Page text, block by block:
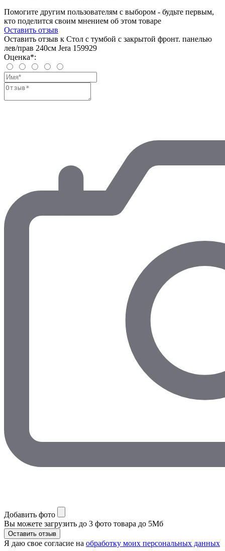
Помогите другим пользователям с выбором - будьте первым,
кто поделится своим мнением об этом товаре
Оставить отзыв
Оставить отзыв к Стол с тумбой с закрытой фронт. панелью
лев/прав 240см Jera 159929
Оценка*:
Добавить фото
Вы можете загрузить до 3 фото товара до 5Мб
Я даю свое согласие на обработку моих персональных данных